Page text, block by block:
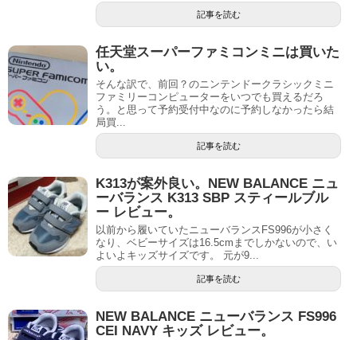
記事を読む
任天堂スーパーファミコンミニは買いた
い。
そんな訳で、前回？のニンテンドークラシックミニ
ファミリーコンピューターをいつでも買えるだろ
う。と思って予約受付中なのに予約しなかったら結
局買...
記事を読む
K313が案外良い。NEW BALANCE ニュ
ーバランス K313 SBP スティールブル
ー レビュー。
以前から履いていたニューバランスFS996が小さく
なり、ベビーサイズは16.5cmまでしかないので、い
よいよキッズサイズです。 元が9...
記事を読む
NEW BALANCE ニューバランス FS996
CEI NAVY キッズ レビュー。